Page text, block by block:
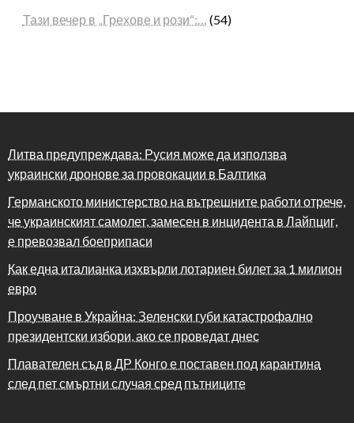
Тази вечер в „Грехове и рози“:…
(54)
Литва предупреждава: Русия може да използва
украински дронове за провокации в Балтика
Германското министерство на вътрешните работи отрече,
че украинският самолет, замесен в инцидента в Лайпциг,
е превозвал боеприпаси
Как една италианка изхвърли лотариен билет за 1 милион
евро
Проучване в Украйна: Зеленски губи катастрофално
президентски избори, ако се проведат днес
Плавателен съд в ДР Конго е поставен под карантина
след пет смъртни случая сред пътниците